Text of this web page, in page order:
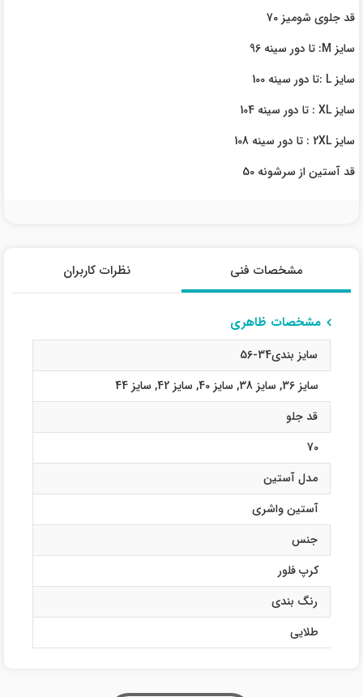
قد جلوی شومیز 70
سایز M: تا دور سینه 96
سایز L :تا دور سینه 100
سایز XL : تا دور سینه 104
سایز 2XL : تا دور سینه 108
قد آستین از سرشونه 50
مشخصات فنی نظرات کاربران
مشخصات ظاهری
سایز بندی34-56
سایز 36
, سایز 38 , سایز 40 , سایز 42 , سایز 44
قد جلو
70
مدل آستین
آستین واشری
جنس
کرپ فلور
رنگ بندی
طلایی